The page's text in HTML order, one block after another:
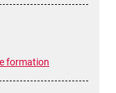
formation